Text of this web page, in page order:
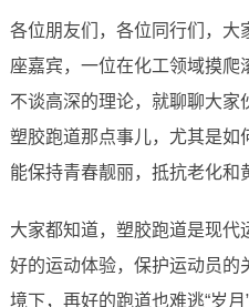
各位朋友们，各位同行们，大
座嘉宾，一位在化工领域摸爬
不谈高深的理论，就聊聊大
塑胶跑道那点事儿，尤其是如
能保持青春靓丽，抵抗老化和
大家都知道，塑胶跑道是现代
好的运动体验，保护运动员的
境下，再好的跑道也难逃“岁